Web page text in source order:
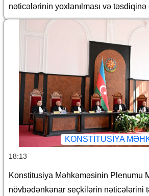
nəticələrinin yoxlanılması və təsdiqinə
KONSTITUSIYA
18:13
Konstitusiya Məhkəməsinin Plenumu
növbədənkənar seçkilərin nəticələrini